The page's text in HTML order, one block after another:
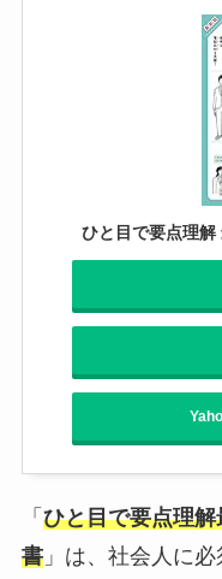
ひと目で要点理
「 ひと目で要点理
書」は、社会人に